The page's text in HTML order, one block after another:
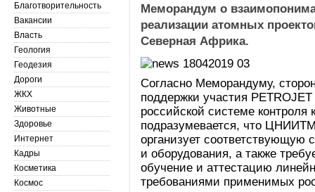
Меморандум о
реализации атомных
Северная Африка.
Согласно Меморандуму,
поддержки участия
российской системе контроля
подразумевается, что
организует
и оборудования, а также
обучение и аттестацию
требованиями применимых
Благотворительность
Вакансии
Власть
Геология
Геодезия
Дороги
ЖКХ
Животные
Здоровье
Интернет
Кадры
Косметика
Космос